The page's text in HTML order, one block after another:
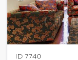
ID 7740